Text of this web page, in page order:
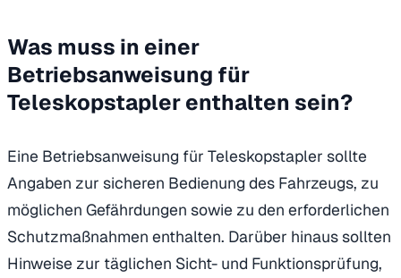
Was muss in einer
Betriebsanweisung für
Teleskopstapler enthalten sein?
Eine Betriebsanweisung für Teleskopstapler sollte
Angaben zur sicheren Bedienung des Fahrzeugs, zu
möglichen Gefährdungen sowie zu den erforderlichen
Schutzmaßnahmen enthalten. Darüber hinaus sollten
Hinweise zur täglichen Sicht- und Funktionsprüfung,